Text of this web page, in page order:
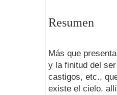
Resumen
Más que
y la finitud del
castigos, etc.,
existe el cielo,